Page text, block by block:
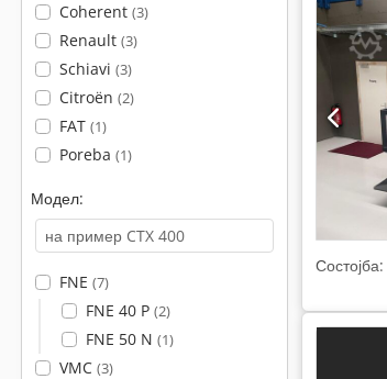
Coherent (3)
Renault (3)
Schiavi (3)
Citroën (2)
FAT (1)
Poreba (1)
Модел:
FNE (7)
FNE 40 P (2)
FNE 50 N (1)
VMC (3)
Состојба: